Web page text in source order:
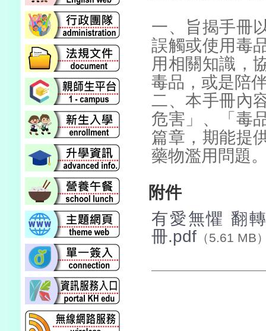
一、旨揭手冊
誤觸或使用毒
用相關知識，
毒品，或是陪
二、本手冊內
危害」、「毒
篇章，期能提
藥物濫用問題
附件
有愛無懼 翻
冊.pdf （5.61 MB